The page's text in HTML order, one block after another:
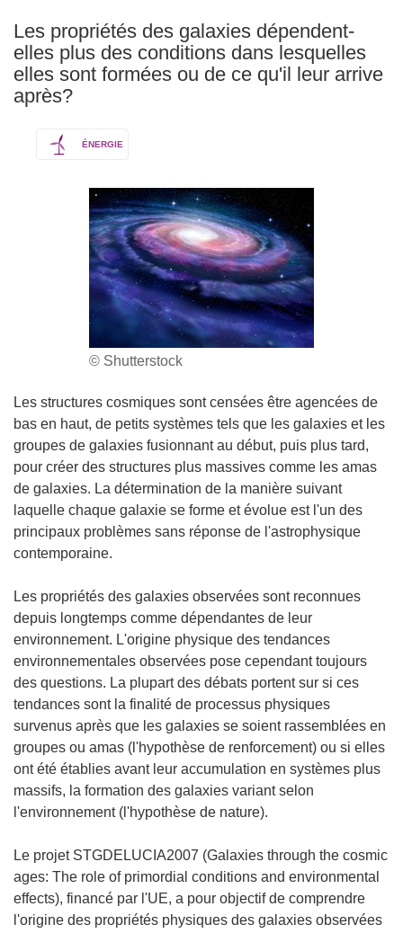
Les propriétés des galaxies dépendent-
elles plus des conditions dans lesquelles
elles sont formées ou de ce qu'il leur arrive
après?
ÉNERGIE
© Shutterstock
Les structures cosmiques sont censées être agencées de
bas en haut, de petits systèmes tels que les galaxies et les
groupes de galaxies fusionnant au début, puis plus tard,
pour créer des structures plus massives comme les amas
de galaxies. La détermination de la manière suivant
laquelle chaque galaxie se forme et évolue est l'un des
principaux problèmes sans réponse de l'astrophysique
contemporaine.
Les propriétés des galaxies observées sont reconnues
depuis longtemps comme dépendantes de leur
environnement. L'origine physique des tendances
environnementales observées pose cependant toujours
des questions. La plupart des débats portent sur si ces
tendances sont la finalité de processus physiques
survenus après que les galaxies se soient rassemblées en
groupes ou amas (l'hypothèse de renforcement) ou si elles
ont été établies avant leur accumulation en systèmes plus
massifs, la formation des galaxies variant selon
l'environnement (l'hypothèse de nature).
Le projet STGDELUCIA2007 (Galaxies through the cosmic
ages: The role of primordial conditions and environmental
effects), financé par l'UE, a pour objectif de comprendre
l'origine des propriétés physiques des galaxies observées